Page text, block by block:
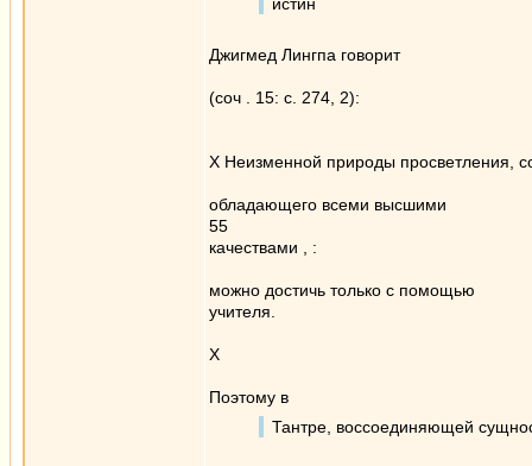
Джигмед Лингпа говорит
(соч . 15: с. 274, 2):
Х Неизменной природы просветления,
обладающего всеми высшими
55
качествами , :
можно достичь только с помощью
учителя.
Х
Поэтому в
Тантре, воссоединяющей